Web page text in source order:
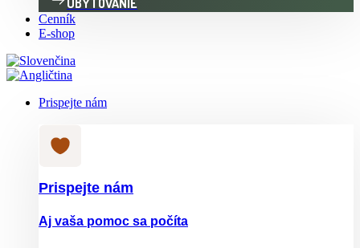
UBYTOVANIE
Cenník
E-shop
Prispejte nám
Prispejte nám
Aj vaša pomoc sa počíta